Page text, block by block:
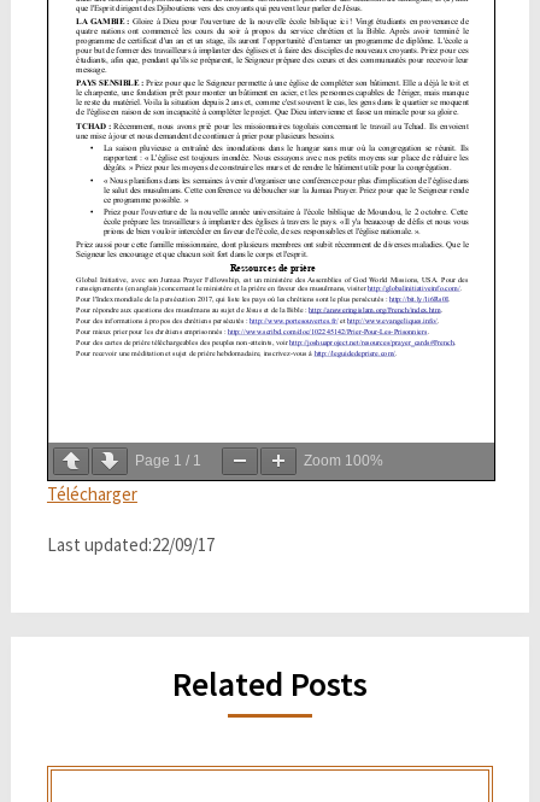
Page 1 / 1 Zoom 100%
Télécharger
Last updated:22/09/17
Related Posts